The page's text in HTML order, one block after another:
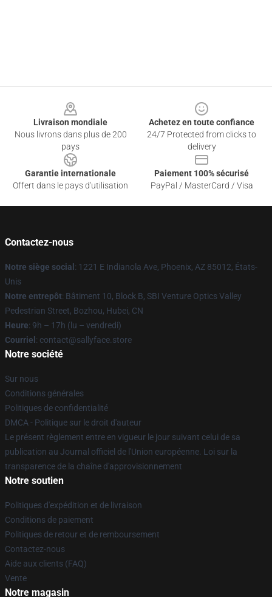
Livraison mondiale
Nous livrons dans plus de 200
pays
Achetez en toute confiance
24/7 Protected from clicks to
delivery
Garantie internationale
Offert dans le pays d'utilisation
Paiement 100% sécurisé
PayPal / MasterCard / Visa
Contactez-nous
Notre siège social : 1221 E Indianola Ave, Phoenix, AZ 85012, États-
Unis
Notre entrepôt: Bâtiment 10, Block B, SBI Venture Optics Valley
Pedestrian Street, Bozhou, Hubei, CN
Heure: 9h – 17h (lu – vendredi)
Courriel : contact@sallyface.store
Notre société
Sur nous
Conditions générales
Politiques de confidentialité
DMCA - Politique sur le droit d'auteur
Le présent règlement entre en vigueur le jour suivant celui de sa
publication au Journal officiel de l'Union européenne. Loi sur la
transparence de la chaîne d'approvisionnement
Notre soutien
Politiques d'expédition et de livraison
Conditions de paiement
Politiques de retour et de remboursement
Contactez-nous
Aide aux clients (FAQ)
Vente
Notre magasin